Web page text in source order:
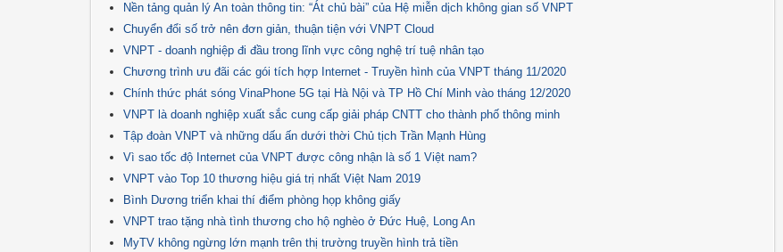
Nền tảng quản lý An toàn thông tin: “Át chủ bài” của Hệ miễn dịch không gian số VNPT
Chuyển đổi số trở nên đơn giản, thuận tiện với VNPT Cloud
VNPT - doanh nghiệp đi đầu trong lĩnh vực công nghệ trí tuệ nhân tạo
Chương trình ưu đãi các gói tích hợp Internet - Truyền hình của VNPT tháng 11/2020
Chính thức phát sóng VinaPhone 5G tại Hà Nội và TP Hồ Chí Minh vào tháng 12/2020
VNPT là doanh nghiệp xuất sắc cung cấp giải pháp CNTT cho thành phố thông minh
Tập đoàn VNPT và những dấu ấn dưới thời Chủ tịch Trần Mạnh Hùng
Vì sao tốc độ Internet của VNPT được công nhận là số 1 Việt nam?
VNPT vào Top 10 thương hiệu giá trị nhất Việt Nam 2019
Bình Dương triển khai thí điểm phòng họp không giấy
VNPT trao tặng nhà tình thương cho hộ nghèo ở Đức Huệ, Long An
MyTV không ngừng lớn mạnh trên thị trường truyền hình trả tiền